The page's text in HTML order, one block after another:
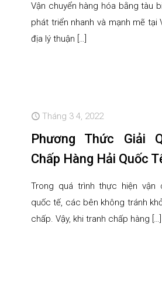
Vận chuyển hàng hóa bằng tàu
phát triển nhanh và mạnh mẽ tại
địa lý thuận […]
Tháng 3 4, 2022
Phương Thức Giải
Chấp Hàng Hải Quốc
Trong quá trình thực hiện vận
quốc tế, các bên không tránh
chấp. Vậy, khi tranh chấp hàng […]